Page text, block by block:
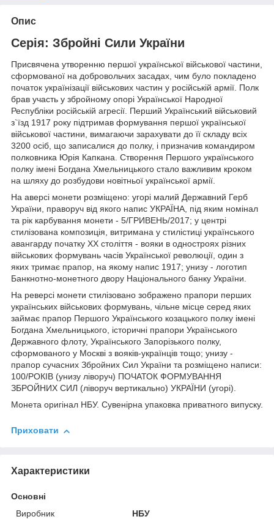
Опис
Серія: Збройні Сили України
Присвячена утворенню першої української військової частини,
сформованої на добровольчих засадах, чим було покладено
початок українізації військових частин у російській армії. Полк
брав участь у збройному опорі Української Народної
Республіки російській агресії. Перший Український військовий
з`їзд 1917 року підтримав формування першої української
військової частини, вимагаючи зарахувати до її складу всіх
3200 осіб, що записалися до полку, і призначив командиром
полковника Юрія Капкана. Створення Першого українського
полку імені Богдана Хмельницького стало важливим кроком
на шляху до розбудови новітньої української армії.
На аверсі монети розміщено: угорі малий Державний Герб
України, праворуч від якого напис УКРАЇНА, під яким номінал
та рік карбування монети - 5/ГРИВЕНЬ/2017; у центрі
стилізована композиція, витримана у стилістиці українського
авангарду початку ХХ століття - вояки в одностроях різних
військових формувань часів Української революції, один з
яких тримає прапор, на якому напис 1917; унизу - логотип
Банкнотно-монетного двору Національного банку України.
На реверсі монети стилізовано зображено прапори перших
українських військових формувань, чільне місце серед яких
займає прапор Першого Українського козацького полку імені
Богдана Хмельницького, історичні прапори Українського
Державного флоту, Українського Запорізького полку,
сформованого у Москві з вояків-українців тощо; унизу -
прапор сучасних Збройних Сил України та розміщено написи:
100/РОКІВ (унизу ліворуч) ПОЧАТОК ФОРМУВАННЯ
ЗБРОЙНИХ СИЛ (ліворуч вертикально) УКРАЇНИ (угорі).
Монета оригінал НБУ. Сувенірна упаковка приватного випуску.
Приховати
Характеристики
Основні
Виробник
НБУ